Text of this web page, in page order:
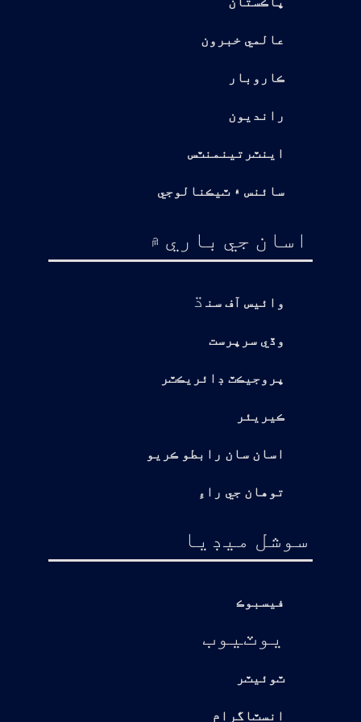
عالمي خبرون
ڪاروبار
رانديون
اينٽرتينمنٽس
سائنس ۽ ٽيڪنالوجي
اسان جي باري ۾
وائيس آف سن ڌ
وڏي سرپرست
پروجيڪٽ ڊائريڪٽر
ڪيريئر
اسان سان رابطو ڪريو
توهان جي راءِ
سوشل ميڊيا
فيسبوڪ
يوٽيوب
ٽوئيٽر
انسٽاگرام